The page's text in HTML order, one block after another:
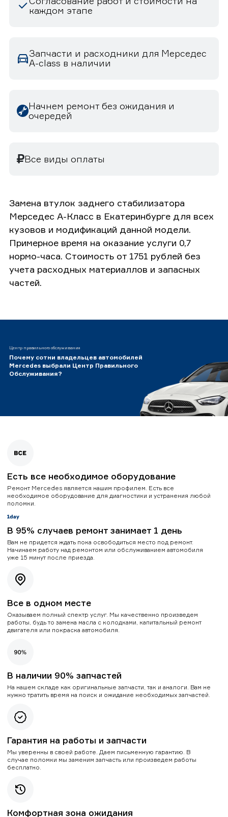
каждом этапе
Запчасти и расходники для Мерседес
A-class в наличии
Начнем ремонт без ожидания и
очередей
Все виды оплаты
Замена втулок заднего стабилизатора
Мерседес А-Класс в Екатеринбурге для всех
кузовов и модификаций данной модели.
Примерное время на оказание услуги 0,7
нормо-часа. Стоимость от 1751 рублей без
учета расходных материаллов и запасных
частей.
Центр правильного обслуживания
Почему сотни владельцев автомобилей
Mercedes выбрали Центр Правильного
Обслуживания?
Есть все необходимое оборудование
Ремонт Mercedes является нашим профилем. Есть все
необходимое оборудование для диагностики и устранения любой
поломки.
В 95% случаев ремонт занимает 1 день
Вам не придется ждать пока освободиться место под ремонт.
Начинаем работу над ремонтом или обслуживанием автомобиля
уже 15 минут после приезда.
Все в одном месте
Оказываем полный спектр услуг. Мы качественно произведем
работы, будь то замена масла с колодками, капитальный ремонт
двигателя или покраска автомобиля.
В наличии 90% запчастей
На нашем складе как оригинальные запчасти, так и аналоги. Вам не
нужно тратить время на поиск и ожидание необходимых запчастей.
Гарантия на работы и запчасти
Мы уверенны в своей работе. Даем письменную гарантию. В
случае поломки мы заменим запчасть или произведем работы
бесплатно.
Комфортная зона ожидания